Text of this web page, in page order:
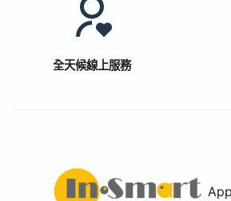
全天候線上服務